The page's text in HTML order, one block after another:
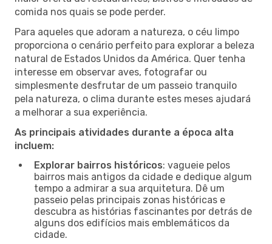
comida nos quais se pode perder.
Para aqueles que adoram a natureza, o céu limpo
proporciona o cenário perfeito para explorar a beleza
natural de Estados Unidos da América. Quer tenha
interesse em observar aves, fotografar ou
simplesmente desfrutar de um passeio tranquilo
pela natureza, o clima durante estes meses ajudará
a melhorar a sua experiência.
As principais atividades durante a época alta
incluem:
Explorar bairros históricos: vagueie pelos
bairros mais antigos da cidade e dedique algum
tempo a admirar a sua arquitetura. Dê um
passeio pelas principais zonas históricas e
descubra as histórias fascinantes por detrás de
alguns dos edifícios mais emblemáticos da
cidade.